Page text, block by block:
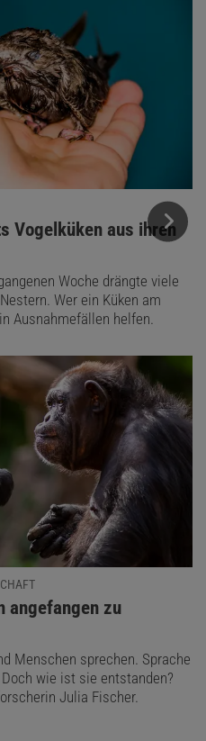
Vogelküken aus ihren
Woche drängte viele
Wer ein Küken am
Ausnahmefällen helfen.
angefangen zu
Menschen sprechen. Sprache
wie ist sie entstanden?
Julia Fischer.